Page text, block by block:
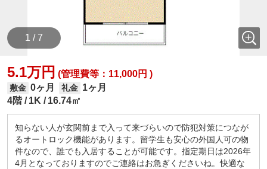
1 / 7
5.1万円 (管理費等：11,000円 )
敷金 0ヶ月 礼金 1ヶ月
4階
1K 16.74㎡
知らない人が玄関前まで入って来づらいので防犯対策につなが
るオートロック機能があります。留学生も安心の外国人可の物
件なので、誰でも入居することが可能です。指定期日は2026年
4月となっておりますのでご連絡はお急ぎくださいね。快適な